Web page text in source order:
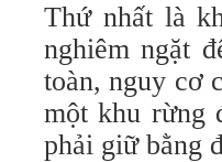
Thứ nhất là
nghiêm ngặt
toàn, nguy cơ
một khu rừng
phải giữ bằng